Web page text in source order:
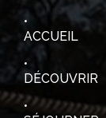
ACCUEIL
DÉCOUVRIR